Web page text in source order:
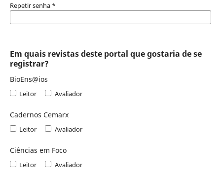
Repetir senha *
Em quais revistas deste portal que gostaria de se
registrar?
BioEns@ios
Leitor Avaliador
Cadernos Cemarx
Leitor Avaliador
Ciências em Foco
Leitor Avaliador